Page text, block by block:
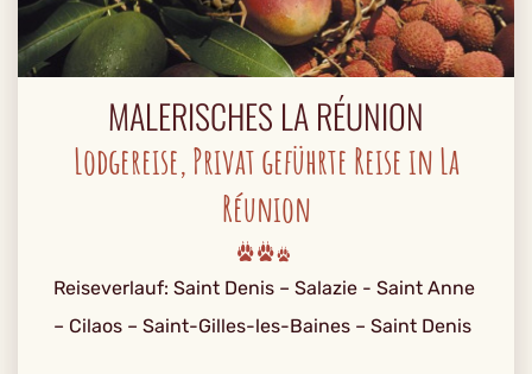
MALERISCHES LA RÉUNION
Lodgereise, Privat geführte Reise in La
Réunion
Reiseverlauf: Saint Denis – Salazie - Saint Anne
– Cilaos – Saint-Gilles-les-Baines – Saint Denis